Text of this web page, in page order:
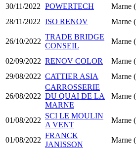
30/11/2022 POWERTECH Marne
28/11/2022 ISO RENOV Marne
26/10/2022
TRADE BRIDGE
CONSEIL
Marne
02/09/2022 RENOV COLOR Marne
29/08/2022 CATTIER ASIA Marne
26/08/2022
CARROSSERIE
DU QUAI DE LA
MARNE
Marne
01/08/2022
SCI LE MOULIN
A VENT
Marne
01/08/2022
FRANCK
JANISSON
Marne